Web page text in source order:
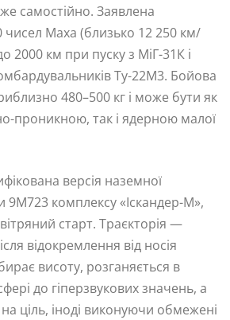
самостійно. Заявлена
чисел Маха (близько 12 250 км/
2000 км при пуску з МіГ-31К і
Ту-22М3. Бойова
480–500 кг і може бути як
проникною, так і ядерною малої
версія наземної
9М723 комплексу «Іскандер-М»,
старт. Траєкторія —
відокремлення від носія
висоту, розганяється в
до гіперзвукових значень, а
ціль, іноді виконуючи обмежені